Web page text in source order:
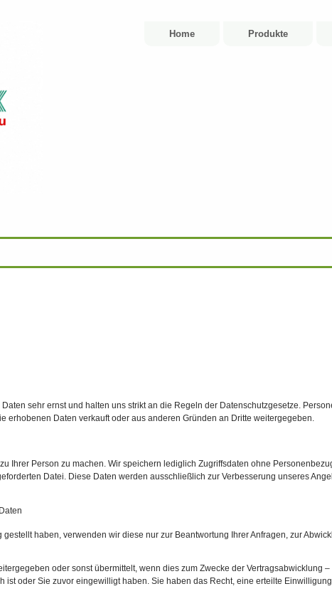
Home Produkte
sehr ernst und halten uns strikt an die Regeln der Datenschutzgesetze.
erhobenen Daten verkauft oder aus anderen Gründen an Dritte weitergegeben.
Ihrer Person zu machen. Wir speichern lediglich Zugriffsdaten ohne
Datei. Diese Daten werden ausschließlich zur Verbesserung unseres
haben, verwenden wir diese nur zur Beantwortung Ihrer Anfragen, zur
oder sonst übermittelt, wenn dies zum Zwecke der Vertragsabwicklung
oder Sie zuvor eingewilligt haben. Sie haben das Recht, eine erteilte